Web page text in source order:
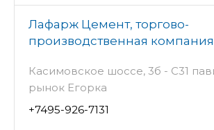
Лафарж Цемент, торгово-
производственная компания
Касимовское шоссе, 3б - С31
рынок Егорка
+7495-926-7131